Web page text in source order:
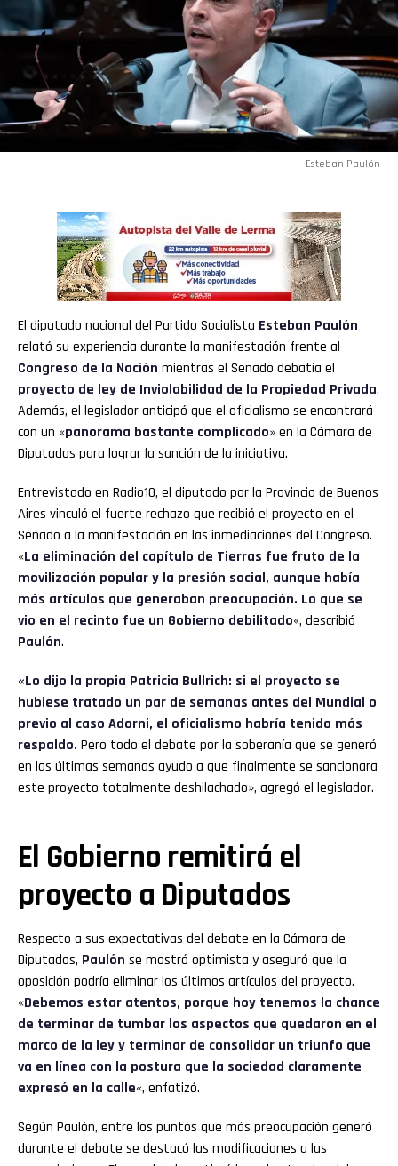
Esteban Paulón
El diputado nacional del Partido Socialista Esteban Paulón
relató su experiencia durante la manifestación frente al
Congreso de la Nación mientras el Senado debatía el
proyecto de ley de Inviolabilidad de la Propiedad Privada.
Además, el legislador anticipó que el oficialismo se encontrará
con un «panorama bastante complicado» en la Cámara de
Diputados para lograr la sanción de la iniciativa.
Entrevistado en Radio10, el diputado por la Provincia de Buenos
Aires vinculó el fuerte rechazo que recibió el proyecto en el
Senado a la manifestación en las inmediaciones del Congreso.
«La eliminación del capítulo de Tierras fue fruto de la
movilización popular y la presión social, aunque había
más artículos que generaban preocupación. Lo que se
vio en el recinto fue un Gobierno debilitado«, describió
Paulón.
«Lo dijo la propia Patricia Bullrich: si el proyecto se
hubiese tratado un par de semanas antes del Mundial o
previo al caso Adorni, el oficialismo habría tenido más
respaldo. Pero todo el debate por la soberanía que se generó
en las últimas semanas ayudo a que finalmente se sancionara
este proyecto totalmente deshilachado», agregó el legislador.
El Gobierno remitirá el
proyecto a Diputados
Respecto a sus expectativas del debate en la Cámara de
Diputados, Paulón se mostró optimista y aseguró que la
oposición podría eliminar los últimos artículos del proyecto.
«Debemos estar atentos, porque hoy tenemos la chance
de terminar de tumbar los aspectos que quedaron en el
marco de la ley y terminar de consolidar un triunfo que
va en línea con la postura que la sociedad claramente
expresó en la calle«, enfatizó.
Según Paulón, entre los puntos que más preocupación generó
durante el debate se destacó las modificaciones a las